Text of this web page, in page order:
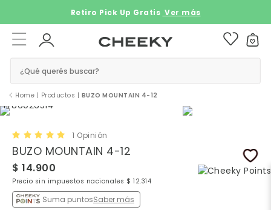
Retiro Pick Up Gratis ​​ Ver más
¿Qué querés buscar?
Home | Productos | BUZO MOUNTAIN 4-12
1 Opinión
BUZO MOUNTAIN 4-12
$ 14.900
Precio sin impuestos nacionales $ 12.314
Suma puntosSaber más